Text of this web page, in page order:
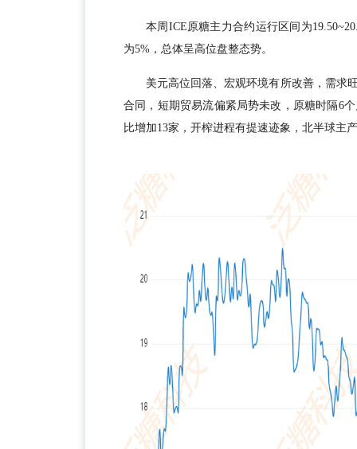
本周ICE原糖主力合约运行区间为
为5%，总体呈高位盘整态势。
美元高位回落、宏观环境有所改善，需求
合同，短期贸易流偏紧局势未改，原糖时隔6
比增加13家，开榨进程有提速迹象，北半球主